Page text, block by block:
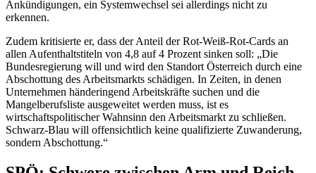
Ankündigungen, ein Systemwechsel sei allerdings nicht zu
erkennen.
Zudem kritisierte er, dass der Anteil der Rot-Weiß-Rot-Cards an
allen Aufenthaltstiteln von 4,8 auf 4 Prozent sinken soll: „Die
Bundesregierung will und wird den Standort Österreich durch eine
Abschottung des Arbeitsmarkts schädigen. In Zeiten, in denen
Unternehmen händeringend Arbeitskräfte suchen und die
Mangelberufsliste ausgeweitet werden muss, ist es
wirtschaftspolitischer Wahnsinn den Arbeitsmarkt zu schließen.
Schwarz-Blau will offensichtlich keine qualifizierte Zuwanderung,
sondern Abschottung.“